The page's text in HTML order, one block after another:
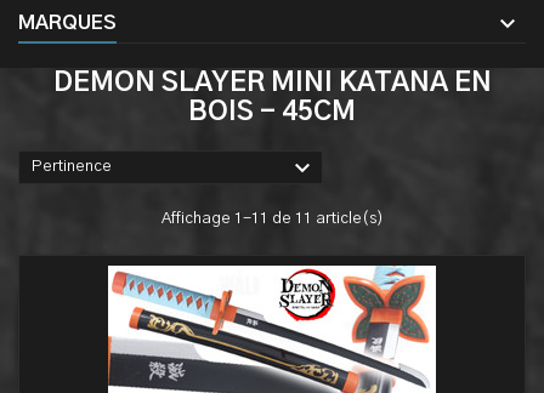
MARQUES
DEMON SLAYER MINI KATANA EN
BOIS - 45CM
Pertinence 
Affichage 1-11 de 11 article(s)